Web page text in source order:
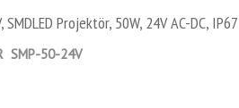
Projektör, 50W, 24V AC-DC, IP67
SMP-50-24V